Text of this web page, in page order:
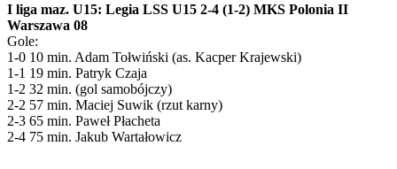
I liga maz. U15: Legia LSS U15 2-4 (1-2) MKS Polonia II
Warszawa 08
Gole:
1-0 10 min. Adam Tołwiński (as. Kacper Krajewski)
1-1 19 min. Patryk Czaja
1-2 32 min. (gol samobójczy)
2-2 57 min. Maciej Suwik (rzut karny)
2-3 65 min. Paweł Płacheta
2-4 75 min. Jakub Wartałowicz